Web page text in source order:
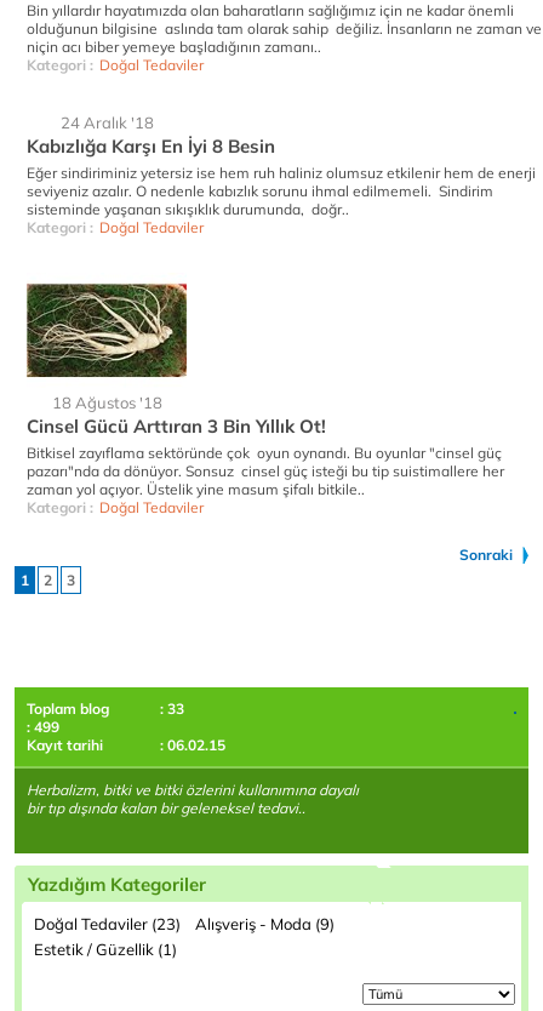
Bin yıllardır hayatımızda olan baharatların sağlığımız için ne kadar önemli
olduğunun bilgisine aslında tam olarak sahip değiliz. İnsanların ne zaman ve
niçin acı biber yemeye başladığının zamanı..
Kategori : Doğal Tedaviler
24 Aralık '18
Kabızlığa Karşı En İyi 8 Besin
Eğer sindiriminiz yetersiz ise hem ruh haliniz olumsuz etkilenir hem de enerji
seviyeniz azalır. O nedenle kabızlık sorunu ihmal edilmemeli. Sindirim
sisteminde yaşanan sıkışıklık durumunda, doğr..
Kategori : Doğal Tedaviler
18 Ağustos '18
Cinsel Gücü Arttıran 3 Bin Yıllık Ot!
Bitkisel zayıflama sektöründe çok oyun oynandı. Bu oyunlar "cinsel güç
pazarı"nda da dönüyor. Sonsuz cinsel güç isteği bu tip suistimallere her
zaman yol açıyor. Üstelik yine masum şifalı bitkile..
Kategori : Doğal Tedaviler
Sonraki
1
2 3
Toplam blog
: 33
: 499
Kayıt tarihi
: 06.02.15
Herbalizm, bitki ve bitki özlerini kullanımına dayalı
bir tıp dışında kalan bir geleneksel tedavi..
Yazdığım Kategoriler
Doğal Tedaviler (23)
Alışveriş - Moda (9)
Estetik / Güzellik (1)